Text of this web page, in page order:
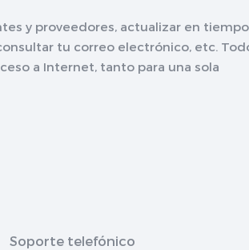
y proveedores, actualizar en tiempo
tu correo electrónico, etc.
a Internet, tanto para una sola
Soporte telefónico